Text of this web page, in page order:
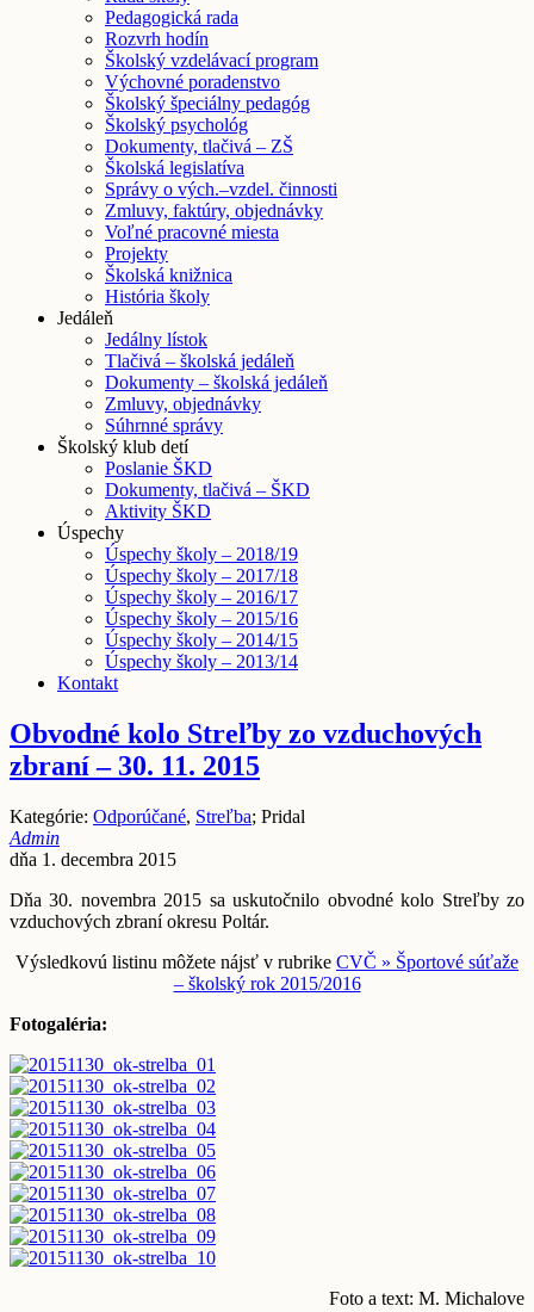
Pedagogická rada
Rozvrh hodín
Školský vzdelávací program
Výchovné poradenstvo
Školský špeciálny pedagóg
Školský psychológ
Dokumenty, tlačivá – ZŠ
Školská legislatíva
Správy o vých.–vzdel. činnosti
Zmluvy, faktúry, objednávky
Voľné pracovné miesta
Projekty
Školská knižnica
História školy
Jedáleň
Jedálny lístok
Tlačivá – školská jedáleň
Dokumenty – školská jedáleň
Zmluvy, objednávky
Súhrnné správy
Školský klub detí
Poslanie ŠKD
Dokumenty, tlačivá – ŠKD
Aktivity ŠKD
Úspechy
Úspechy školy – 2018/19
Úspechy školy – 2017/18
Úspechy školy – 2016/17
Úspechy školy – 2015/16
Úspechy školy – 2014/15
Úspechy školy – 2013/14
Kontakt
Obvodné kolo Streľby zo vzduchových
zbraní – 30. 11. 2015
Kategórie: Odporúčané, Streľba; Pridal
Admin
dňa 1. decembra 2015
Dňa 30. novembra 2015 sa uskutočnilo obvodné kolo Streľby zo
vzduchových zbraní okresu Poltár.
Výsledkovú listinu môžete nájsť v rubrike CVČ » Športové súťaže
– školský rok 2015/2016
Fotogaléria:
Foto a text: M. Michalove